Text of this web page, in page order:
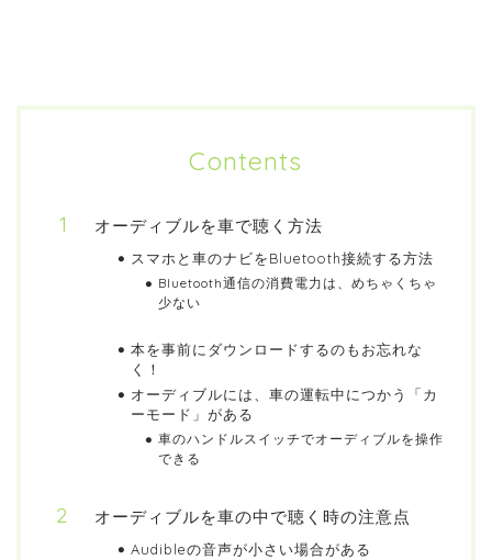
Contents
オーディブルを車で聴く方法
スマホと車のナビをBluetooth接続する方法
Bluetooth通信の消費電力は、めちゃくちゃ
少ない
本を事前にダウンロードするのもお忘れな
く！
オーディブルには、車の運転中につかう「カ
ーモード」がある
車のハンドルスイッチでオーディブルを操作
できる
オーディブルを車の中で聴く時の注意点
Audibleの音声が小さい場合がある